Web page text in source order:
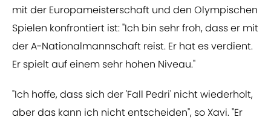
mit der Europameisterschaft und den Olympischen
Spielen konfrontiert ist: "Ich bin sehr froh, dass er mit
der A-Nationalmannschaft reist. Er hat es verdient.
Er spielt auf einem sehr hohen Niveau."
"Ich hoffe, dass sich der 'Fall Pedri' nicht wiederholt,
aber das kann ich nicht entscheiden", so Xavi. "Er